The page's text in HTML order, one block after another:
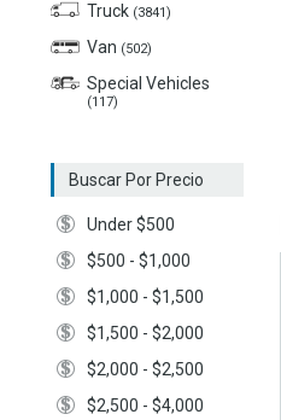
Truck (3841)
Van (502)
Special Vehicles
(117)
Buscar Por Precio
Under $500
$500 - $1,000
$1,000 - $1,500
$1,500 - $2,000
$2,000 - $2,500
$2,500 - $4,000